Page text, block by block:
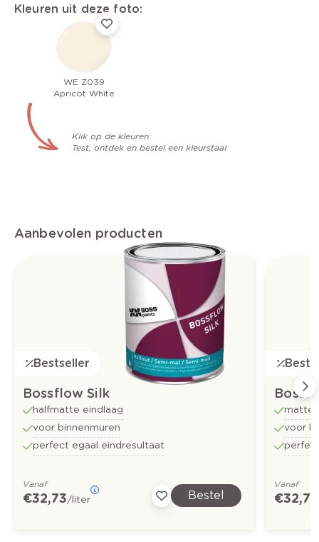
Kleuren uit deze foto:
WE Z039
Apricot White
Klik op de kleuren:
Test, ontdek en bestel een kleurstaal
Aanbevolen producten
Bestseller
Bossflow Silk
halfmatte eindlaag
voor binnenmuren
perfect egaal eindresultaat
Vanaf
€ 32,73/liter Bestel
matte
voor
Vanaf
€ 32,73